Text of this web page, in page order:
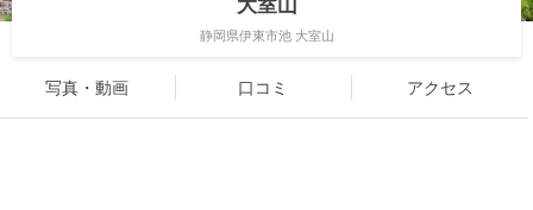
静岡県伊東市池 大室山
写真・動画 口コミ アクセス